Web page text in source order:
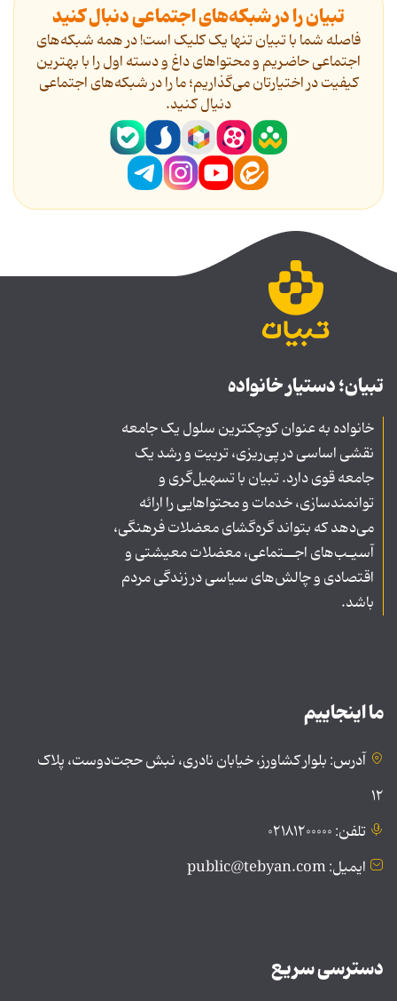
تبیان را در شبکه‌های اجتماعی دنبال کنید
فاصله شما با تبیان تنها یک کلیک است! در همه شبکه‌های
اجتماعی حاضریم و محتواهای داغ و دسته اول را با بهترین
کیفیت در اختیارتان می‌گذاریم؛ ما را در شبکه‌های اجتماعی
دنیال کنید.
تبیان؛ دستیار خانواده
خانواده به عنوان کوچکترین سلول یک جامعه
نقشی اساسی در پی‌ریزی، تربیت و رشد یک
جامعه قوی دارد. تبیان با تسهیل‌گری و
توانمندسازی، خدمات و محتواهایی را ارائه
می‌دهد که بتواند گره‌گشای معضلات فرهنگی،
آسیـب‌های اجــتماعی، معضلات معیشتی و
اقتصادی و چالش‌های سیاسی در زندگی مردم
باشد.
ما اینجاییم
آدرس: بلوار کشاورز، خیابان نادری، نبش حجت‌دوست، پلاک
۱۲
تلفن: ۰۲۱۸۱۲۰۰۰۰۰
ایمیل: public@tebyan.com
دسترسی سریع